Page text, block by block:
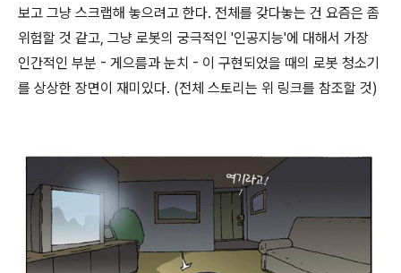
보고 그냥 스크랩해 놓으려고 한다. 전체를 갖다놓는 건 요즘은 좀
위험할 것 같고, 그냥 로봇의 궁극적인 '인공지능'에 대해서 가장
인간적인 부분 - 게으름과 눈치 - 이 구현되었을 때의 로봇 청소기
를 상상한 장면이 재미있다. (전체 스토리는 위 링크를 참조할 것)